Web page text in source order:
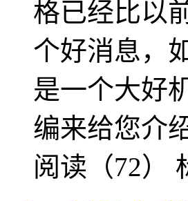
格已经比以
个好消息，
是一个大好
编来给您介
阅读（72）